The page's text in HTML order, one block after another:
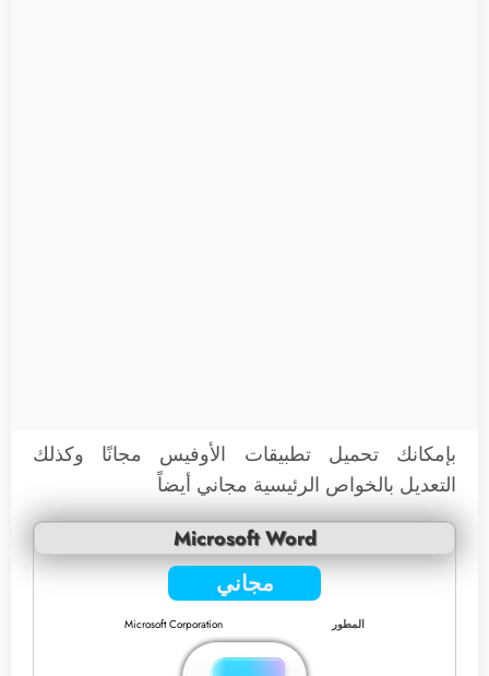
بإمكانك تحميل تطبيقات الأوفيس مجانًا وكذلك
التعديل بالخواص الرئيسية مجاني أيضاً
Microsoft Word
مجاني
المطور Microsoft Corporation